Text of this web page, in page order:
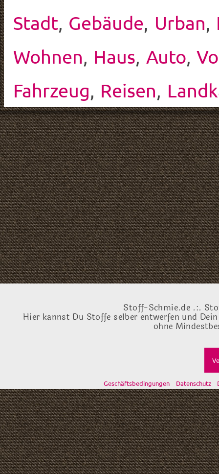
Stadt, Gebäude, Urban,
Wohnen, Haus, Auto,
Fahrzeug, Reisen,
Stoff-Schmie.de .:.
Hier kannst Du Stoffe selber entwerfen und
ohne
Geschäftsbedingungen Datenschutz